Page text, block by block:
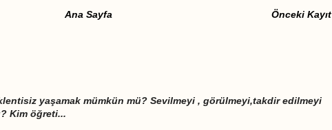
Önceki Kayıt
Ana Sayfa
yaşamak mümkün mü? Sevilmeyi , görülmeyi,takdir edilmeyi
Kim öğreti...